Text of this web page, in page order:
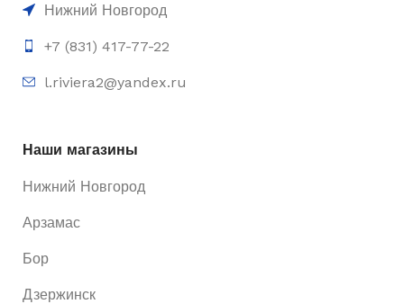
Нижний Новгород
+7 (831) 417-77-22
l.riviera2@yandex.ru
Наши магазины
Нижний Новгород
Арзамас
Бор
Дзержинск